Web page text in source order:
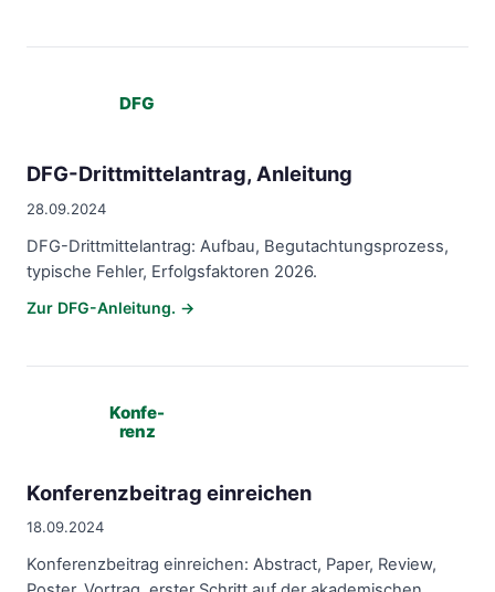
DFG
DFG-Drittmittelantrag, Anleitung
28.09.2024
DFG-Drittmittelantrag: Aufbau, Begutachtungsprozess,
typische Fehler, Erfolgsfaktoren 2026.
Zur DFG-Anleitung. →
Konfe-
renz
Konferenzbeitrag einreichen
18.09.2024
Konferenzbeitrag einreichen: Abstract, Paper, Review,